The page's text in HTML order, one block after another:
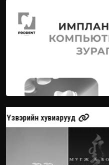
Үзвэрийн хувиарууд